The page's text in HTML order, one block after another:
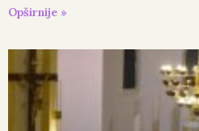
Opširnije »